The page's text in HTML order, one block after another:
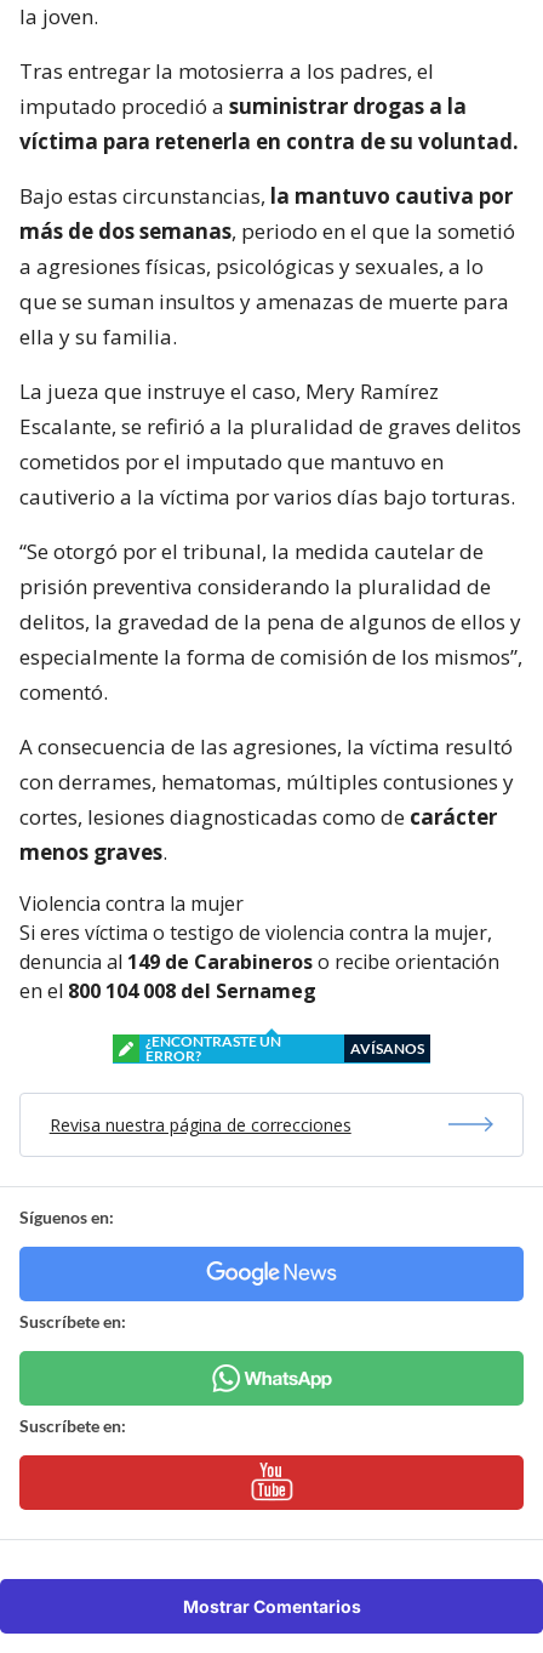
la joven.
Tras entregar la motosierra a los padres, el
imputado procedió a suministrar drogas a la
víctima para retenerla en contra de su voluntad.
Bajo estas circunstancias, la mantuvo cautiva por
más de dos semanas, periodo en el que la sometió
a agresiones físicas, psicológicas y sexuales, a lo
que se suman insultos y amenazas de muerte para
ella y su familia.
La jueza que instruye el caso, Mery Ramírez
Escalante, se refirió a la pluralidad de graves delitos
cometidos por el imputado que mantuvo en
cautiverio a la víctima por varios días bajo torturas.
“Se otorgó por el tribunal, la medida cautelar de
prisión preventiva considerando la pluralidad de
delitos, la gravedad de la pena de algunos de ellos y
especialmente la forma de comisión de los mismos”,
comentó.
A consecuencia de las agresiones, la víctima resultó
con derrames, hematomas, múltiples contusiones y
cortes, lesiones diagnosticadas como de carácter
menos graves.
Violencia contra la mujer
Si eres víctima o testigo de violencia contra la mujer,
denuncia al 149 de Carabineroso recibe orientación
en el 800 104 008 del Sernameg
¿ENCONTRASTE UN
ERROR?
AVÍSANOS
Revisa nuestra página de correcciones
Síguenos en:
Suscríbete en:
Suscríbete en:
Mostrar Comentarios